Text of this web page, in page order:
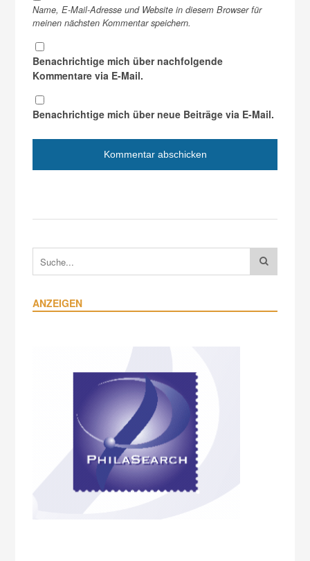
Name, E-Mail-Adresse und Website in diesem Browser für
meinen nächsten Kommentar speichern.
Benachrichtige mich über nachfolgende
Kommentare via E-Mail.
Benachrichtige mich über neue Beiträge via E-Mail.
ANZEIGEN